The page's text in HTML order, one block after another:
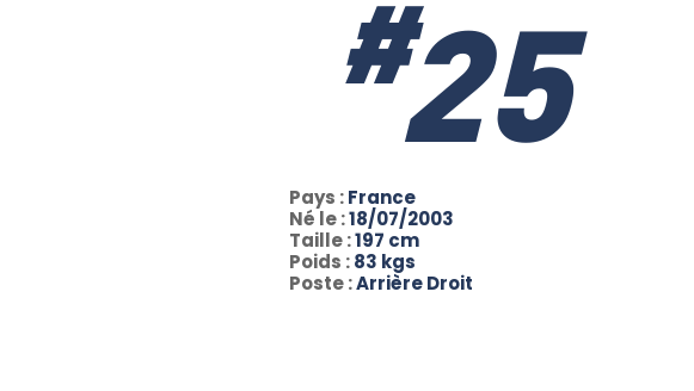
#25
Pays :France
Né le :18/07/2003
Taille :197 cm
Poids :83 kgs
Poste :Arrière Droit